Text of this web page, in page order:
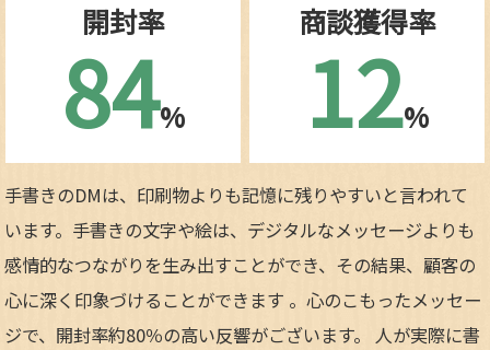
開封率
84%
商談獲得率
12%
手書きのDMは、印刷物よりも記憶に残りやすいと言われて
います。手書きの文字や絵は、デジタルなメッセージよりも
感情的なつながりを生み出すことができ、その結果、顧客の
心に深く印象づけることができます 。心のこもったメッセー
ジで、開封率約80％の高い反響がございます。 人が実際に書